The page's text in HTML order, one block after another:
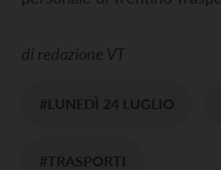
di redazione VT
#LUNEDÌ 24 LUGLIO
#TRASPORTI